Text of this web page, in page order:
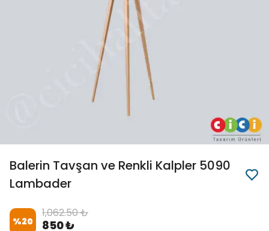
Balerin Tavşan ve Renkli Kalpler 5090
Lambader
%20
1,062.50 ₺
850 ₺